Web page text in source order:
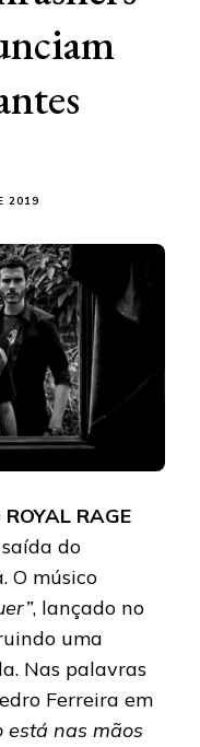
2019
ROYAL RAGE
do
O músico
, lançado no
uma
Nas palavras
Ferreira em
está nas mãos